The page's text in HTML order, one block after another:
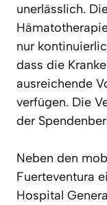
unerlässlich.
nur
dass die
ausreichende
verfügen. Die
der
Neben den
Fuerteventura
Hospital